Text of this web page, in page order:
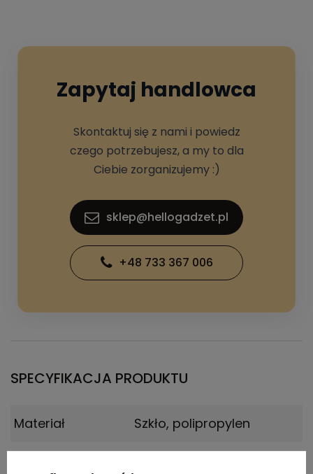
Zapytaj handlowca
Skontaktuj się z nami i powiedz
czego potrzebujesz, a my to dla
Ciebie zorganizujemy :)
sklep@hellogadzet.pl
+48 733 367 006
SPECYFIKACJA PRODUKTU
Materiał Szkło, polipropylen